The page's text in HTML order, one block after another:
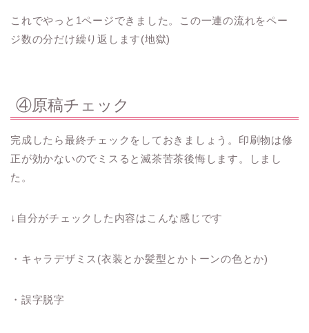
これでやっと1ページできました。この一連の流れをペー
ジ数の分だけ繰り返します(地獄)
④原稿チェック
完成したら最終チェックをしておきましょう。印刷物は修
正が効かないのでミスると滅茶苦茶後悔します。しまし
た。
↓自分がチェックした内容はこんな感じです
・キャラデザミス(衣装とか髪型とかトーンの色とか)
・誤字脱字